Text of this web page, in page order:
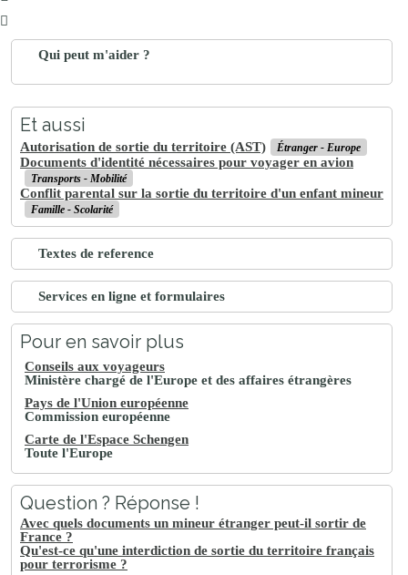
Qui peut m'aider ?
Et aussi
Autorisation de sortie du territoire (AST) Étranger - Europe
Documents d'identité nécessaires pour voyager en avion
Transports - Mobilité
Conflit parental sur la sortie du territoire d'un enfant mineur
Famille - Scolarité
Textes de reference
Services en ligne et formulaires
Pour en savoir plus
Conseils aux voyageurs
Ministère chargé de l'Europe et des affaires étrangères
Pays de l'Union européenne
Commission européenne
Carte de l'Espace Schengen
Toute l'Europe
Question ? Réponse !
Avec quels documents un mineur étranger peut-il sortir de
France ?
Qu'est-ce qu'une interdiction de sortie du territoire français
pour terrorisme ?